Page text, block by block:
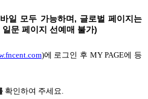
일 모두 가능하며 , 글로벌 페이지는
일문 페이지 선예매 불가)
)에 로그인 후 MY PAGE에 등
확인하여 주세요.